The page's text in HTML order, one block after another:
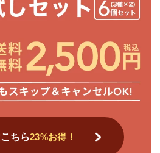
ちら23%お得！